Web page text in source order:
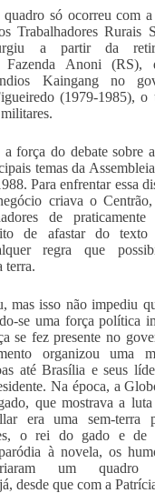
quadro só ocorreu com
Trabalhadores Rurais
a partir da
Fazenda Anoni (RS),
Kaingang no
(1979-1985),
força do debate sobre
temas da
Para enfrentar essa
criava o
de
de afastar do texto
regra que
terra.
mas isso não impediu
se uma força política
se fez presente no
organizou uma
até Brasília e seus
Na época, a
que mostrava a luta
era uma sem-terra
o rei do gado e de
à novela, os
um quadro
desde que com a